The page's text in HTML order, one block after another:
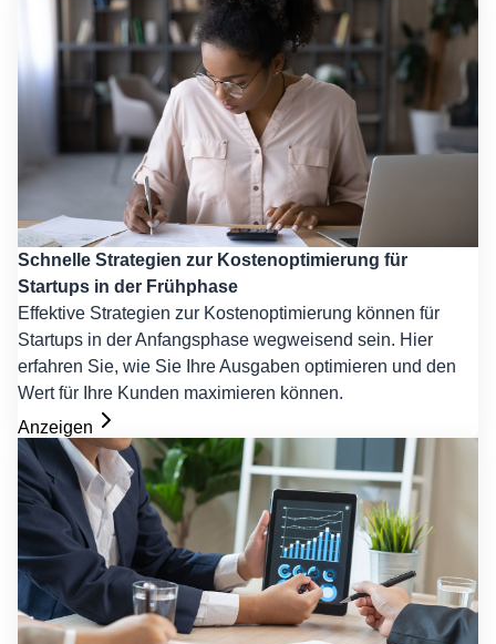
Schnelle Strategien zur Kostenoptimierung für
Startups in der Frühphase
Effektive Strategien zur Kostenoptimierung können für
Startups in der Anfangsphase wegweisend sein. Hier
erfahren Sie, wie Sie Ihre Ausgaben optimieren und den
Wert für Ihre Kunden maximieren können.
Anzeigen